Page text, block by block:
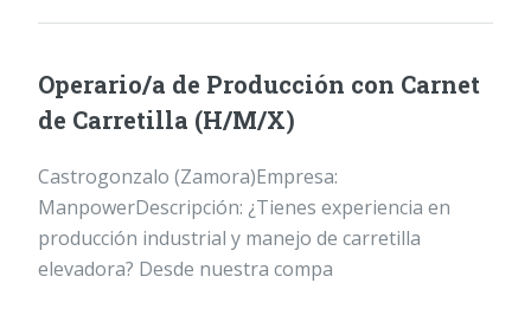
Operario/a de Producción con Carnet
de Carretilla (H/M/X)
Castrogonzalo (Zamora)Empresa:
ManpowerDescripción: ¿Tienes experiencia en
producción industrial y manejo de carretilla
elevadora? Desde nuestra compa